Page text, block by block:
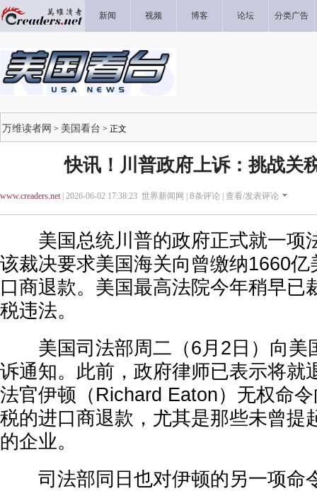
新闻 视频 博客 论坛 分类广告
万维读者网 > 美国看台 > 正文
快讯！川普政府上诉：挑战关
www.creaders.net| 2026-06-02 17:38:23 世界新闻网 | 8条评论 | 查看/发表评论
美国总统川普的政府正式就一项
该裁决要求美国海关向曾缴纳1660
口商退款。美国最高法院今年稍早已
税违法。
美国司法部周二（6月2日）向美
诉通知。此前，政府律师已表示将就
法官伊顿（Richard Eaton）无权命
税的进口商退款，尤其是那些未曾提
的企业。
司法部同日也对伊顿的另一项命